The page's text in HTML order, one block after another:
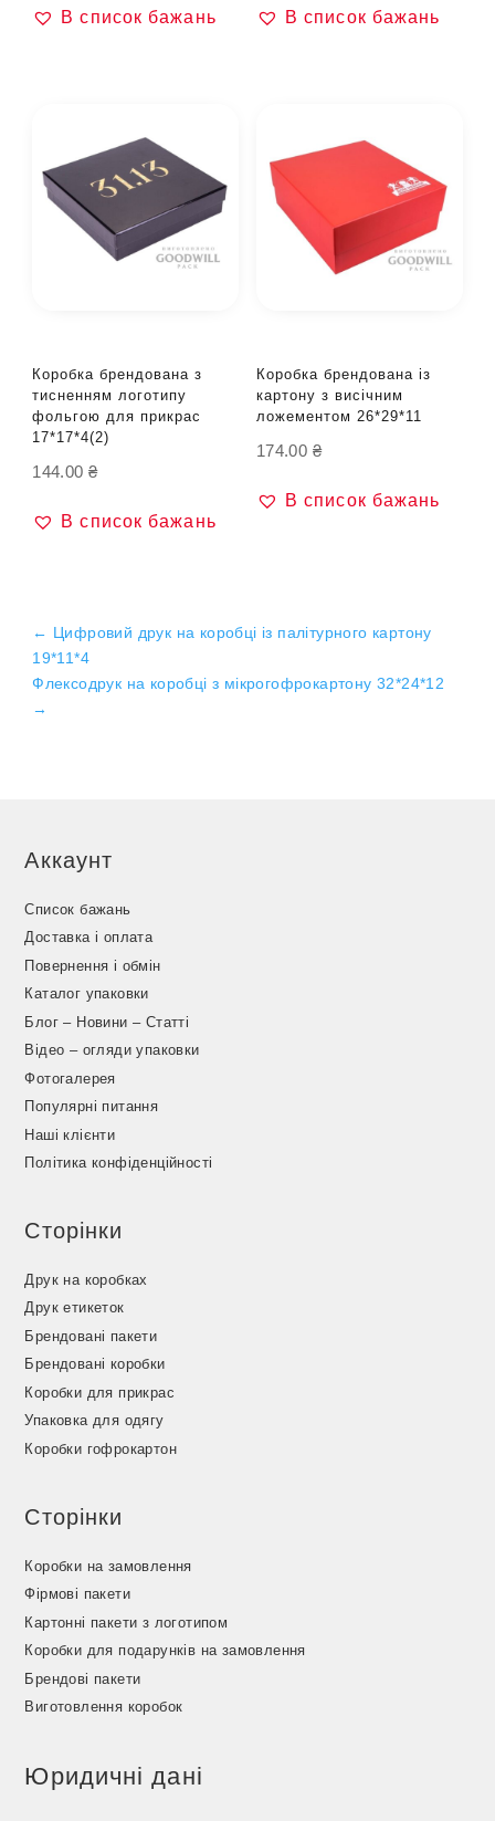
В список бажань В список бажань
Коробка брендована з
тисненням логотипу
фольгою для прикрас
17*17*4(2)
144.00 ₴
В список бажань
Коробка брендована із
картону з висічним
ложементом 26*29*11
174.00 ₴
В список бажань
← Цифровий друк на коробці із палітурного картону
19*11*4
Флексодрук на коробці з мікрогофрокартону 32*24*12
→
Аккаунт
Список бажань
Доставка і оплата
Повернення і обмін
Каталог упаковки
Блог – Новини – Статті
Відео – огляди упаковки
Фотогалерея
Популярні питання
Наші клієнти
Політика конфіденційності
Сторінки
Друк на коробках
Друк етикеток
Брендовані пакети
Брендовані коробки
Коробки для прикрас
Упаковка для одягу
Коробки гофрокартон
Сторінки
Коробки на замовлення
Фірмові пакети
Картонні пакети з логотипом
Коробки для подарунків на замовлення
Брендові пакети
Виготовлення коробок
Юридичні дані